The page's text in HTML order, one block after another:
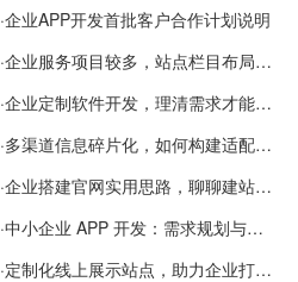
·企业APP开发首批客户合作计划说明
·企业服务项目较多，站点栏目布局规划参考思路
·企业定制软件开发，理清需求才能提升数字化落地效率
·多渠道信息碎片化，如何构建适配 AI 检索的品牌信息源
·企业搭建官网实用思路，聊聊建站容易忽视的问题
·中小企业 APP 开发：需求规划与项目落地避坑经验分享
·定制化线上展示站点，助力企业打通线上经营渠道